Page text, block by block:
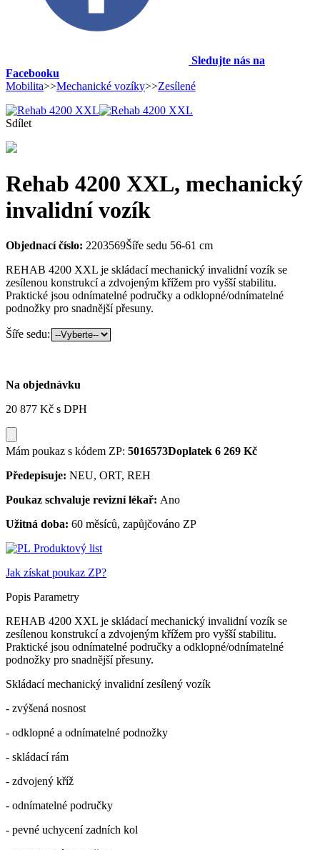
Sledujte nás na
Facebooku
Mobilita>>Mechanické vozíky>>Zesílené
Sdílet
Rehab 4200 XXL, mechanický
invalidní vozík
Objednací číslo: 2203569Šíře sedu 56-61 cm
REHAB 4200 XXL je skládací mechanický invalidní vozík se
zesílenou konstrukcí a zdvojeným křížem pro vyšší stabilitu.
Praktické jsou odnímatelné područky a odklopné/odnímatelné
podnožky pro snadnější přesuny.
Šíře sedu:
Na objednávku
20 877 Kč s DPH
Mám poukaz s kódem ZP: 5016573Doplatek 6 269 Kč
Předepisuje: NEU, ORT, REH
Poukaz schvaluje revizní lékař: Ano
Užitná doba: 60 měsíců, zapůjčováno ZP
Produktový list
Jak získat poukaz ZP?
Popis Parametry
REHAB 4200 XXL je skládací mechanický invalidní vozík se
zesílenou konstrukcí a zdvojeným křížem pro vyšší stabilitu.
Praktické jsou odnímatelné područky a odklopné/odnímatelné
podnožky pro snadnější přesuny.
Skládací mechanický invalidní zesílený vozík
- zvýšená nosnost
- odklopné a odnímatelné podnožky
- skládací rám
- zdvojený kříž
- odnímatelné područky
- pevné uchycení zadních kol